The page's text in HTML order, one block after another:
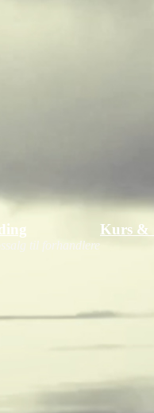
Kurs &
til forhandlere